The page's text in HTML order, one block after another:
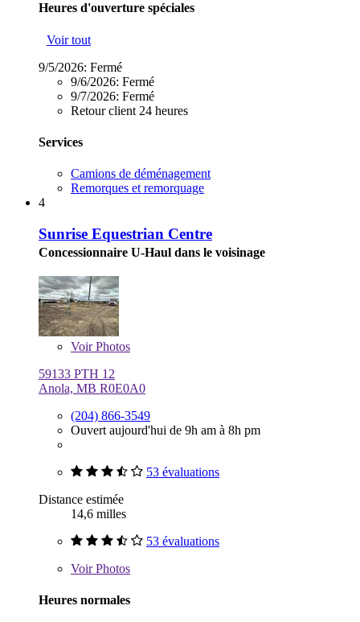
Heures d'ouverture spéciales
Voir tout
9/5/2026: Fermé
9/6/2026: Fermé
9/7/2026: Fermé
Retour client 24 heures
Services
Camions de déménagement
Remorques et remorquage
4
Sunrise Equestrian Centre
Concessionnaire U-Haul dans le voisinage
VoirPhotos
59133 PTH 12
Anola, MB R0E0A0
(204) 866-3549
Ouvert aujourd'hui de 9h am à 8h pm
53 évaluations
Distance estimée
14,6 milles
53 évaluations
VoirPhotos
Heures normales